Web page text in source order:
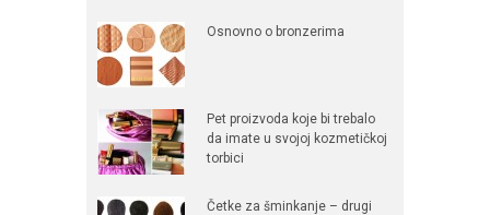
Osnovno o bronzerima
Pet proizvoda koje bi trebalo
da imate u svojoj kozmetičkoj
torbici
Četke za šminkanje – drugi